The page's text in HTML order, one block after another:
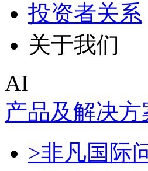
投资者关系
关于我们
AI
产品及解决方
>非凡国际